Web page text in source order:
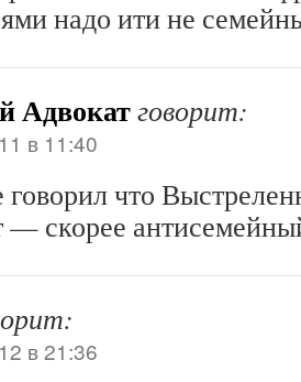
надо ити не
Адвокатговорит:
в 11:40
говорил что
— скорее
в 21:36